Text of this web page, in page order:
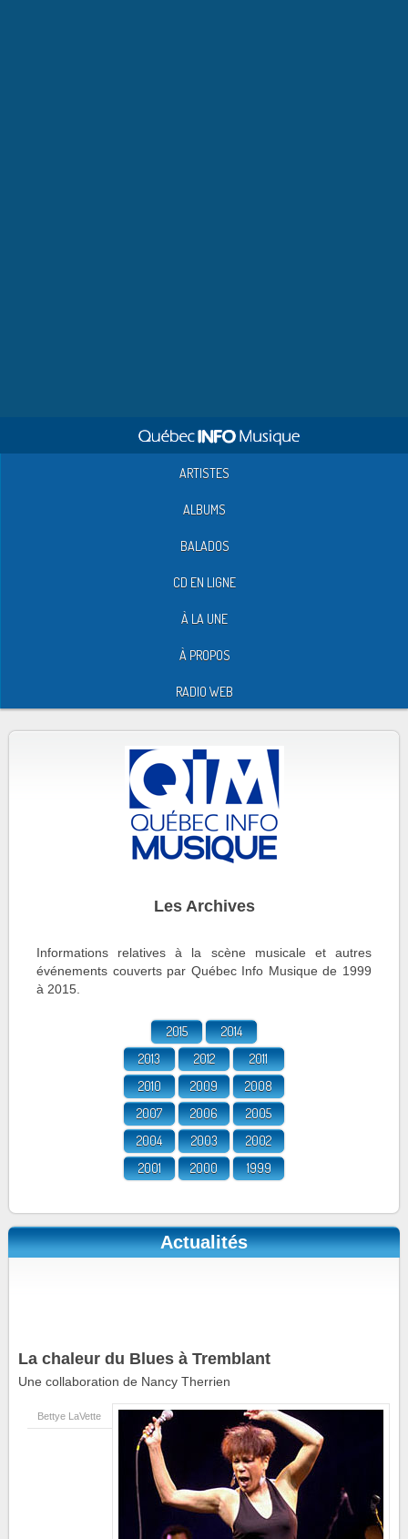
ARTISTES
ALBUMS
BALADOS
CD EN LIGNE
À LA UNE
À PROPOS
RADIO WEB
Les Archives
Informations relatives à la scène musicale et autres
événements couverts par Québec Info Musique de 1999
à 2015.
2015
2014
2013
2012
2011
2010
2009
2008
2007
2006
2005
2004
2003
2002
2001
2000 1999
Actualités
La chaleur du Blues à Tremblant
Une collaboration de Nancy Therrien
Bettye LaVette